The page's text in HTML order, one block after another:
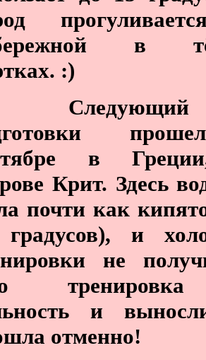
в
:)
в
Крит. Здесь
почти как
и
не
и
отменно!